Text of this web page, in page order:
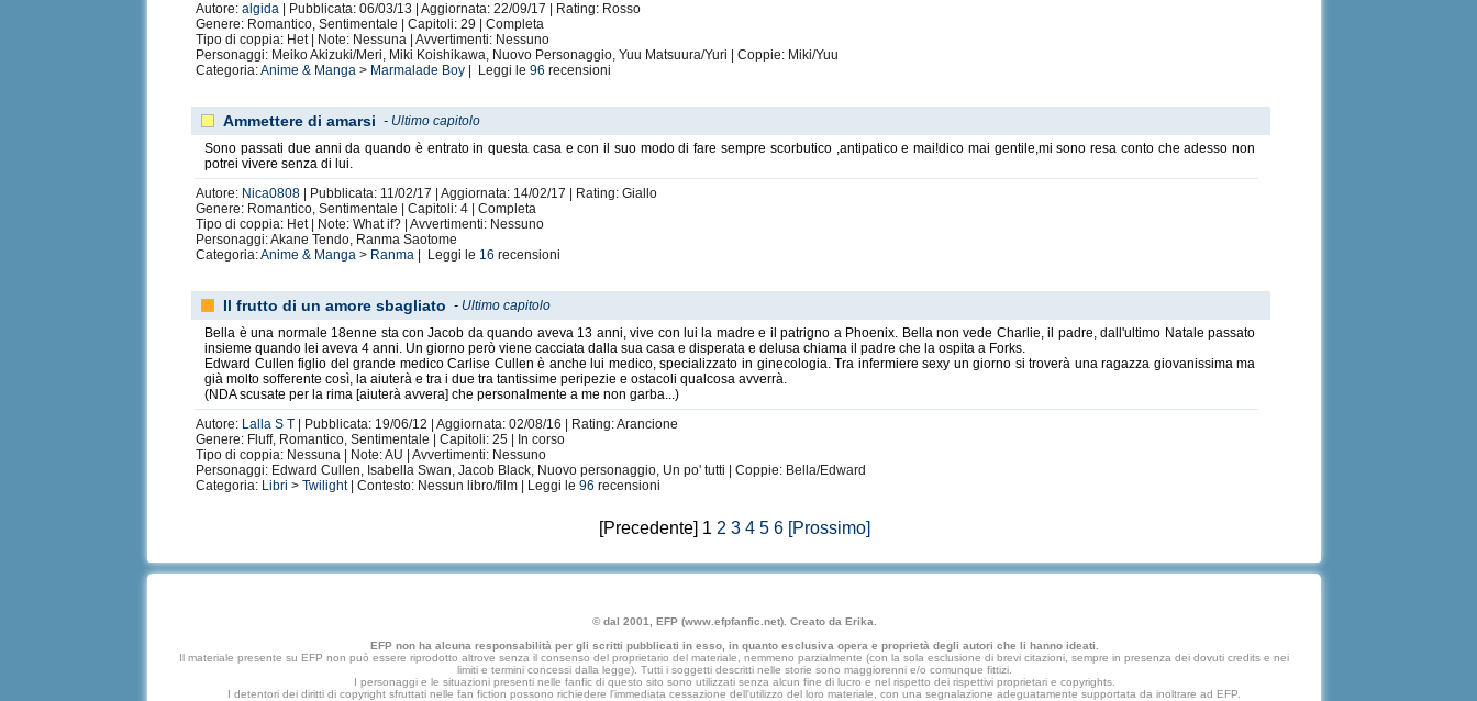
Autore:algida | Pubblicata: 06/03/13 | Aggiornata: 22/09/17 | Rating: Rosso
Genere: Romantico, Sentimentale | Capitoli: 29 | Completa
Tipo di coppia: Het | Note: Nessuna | Avvertimenti: Nessuno
Personaggi: Meiko Akizuki/Meri, Miki Koishikawa, Nuovo Personaggio, Yuu Matsuura/Yuri | Coppie: Miki/Yuu
Categoria:Anime & Manga > Marmalade Boy | Leggi le96 recensioni
Ammettere di amarsi - Ultimo capitolo
Sono passati due anni da quando è entrato in questa casa e con il suo modo di fare sempre scorbutico ,antipatico e mai!dico mai gentile,mi sono resa conto che adesso non
potrei vivere senza di lui.
Autore: Nica0808 | Pubblicata: 11/02/17 | Aggiornata: 14/02/17 | Rating: Giallo
Genere: Romantico, Sentimentale | Capitoli: 4 | Completa
Tipo di coppia: Het | Note: What if? | Avvertimenti: Nessuno
Personaggi: Akane Tendo, Ranma Saotome
Categoria:Anime & Manga > Ranma | Leggi le 16 recensioni
Il frutto di un amore sbagliato - Ultimo capitolo
Bella è una normale 18enne sta con Jacob da quando aveva 13 anni, vive con lui la madre e il patrigno a Phoenix. Bella non vede Charlie, il padre, dall'ultimo Natale passato
insieme quando lei aveva 4 anni. Un giorno però viene cacciata dalla sua casa e disperata e delusa chiama il padre che la ospita a Forks.
Edward Cullen figlio del grande medico Carlise Cullen è anche lui medico, specializzato in ginecologia. Tra infermiere sexy un giorno si troverà una ragazza giovanissima ma
già molto sofferente così, la aiuterà e tra i due tra tantissime peripezie e ostacoli qualcosa avverrà.
(NDA scusate per la rima [aiuterà avvera] che personalmente a me non garba...)
Autore: Lalla S T | Pubblicata: 19/06/12 | Aggiornata: 02/08/16 | Rating: Arancione
Genere: Fluff, Romantico, Sentimentale | Capitoli: 25 | In corso
Tipo di coppia: Nessuna | Note: AU | Avvertimenti: Nessuno
Personaggi: Edward Cullen, Isabella Swan, Jacob Black, Nuovo personaggio, Un po' tutti | Coppie: Bella/Edward
Categoria: Libri >Twilight| Contesto: Nessun libro/film | Leggi le96 recensioni
[Precedente] 1 2 3 4 5 6 [Prossimo]
© dal 2001, EFP (www.efpfanfic.net). Creato da Erika.
EFP non ha alcuna responsabilità per gli scritti pubblicati in esso, in quanto esclusiva opera e proprietà degli autori che li hanno ideati.
Il materiale presente su EFP non può essere riprodotto altrove senza il consenso del proprietario del materiale, nemmeno parzialmente (con la sola esclusione di brevi citazioni, sempre in presenza dei dovuti credits e nei
limiti e termini concessi dalla legge). Tutti i soggetti descritti nelle storie sono maggiorenni e/o comunque fittizi.
I personaggi e le situazioni presenti nelle fanfic di questo sito sono utilizzati senza alcun fine di lucro e nel rispetto dei rispettivi proprietari e copyrights.
I detentori dei diritti di copyright sfruttati nelle fan fiction possono richiedere l'immediata cessazione dell'utilizzo del loro materiale, con una segnalazione adeguatamente supportata da inoltrare ad EFP.